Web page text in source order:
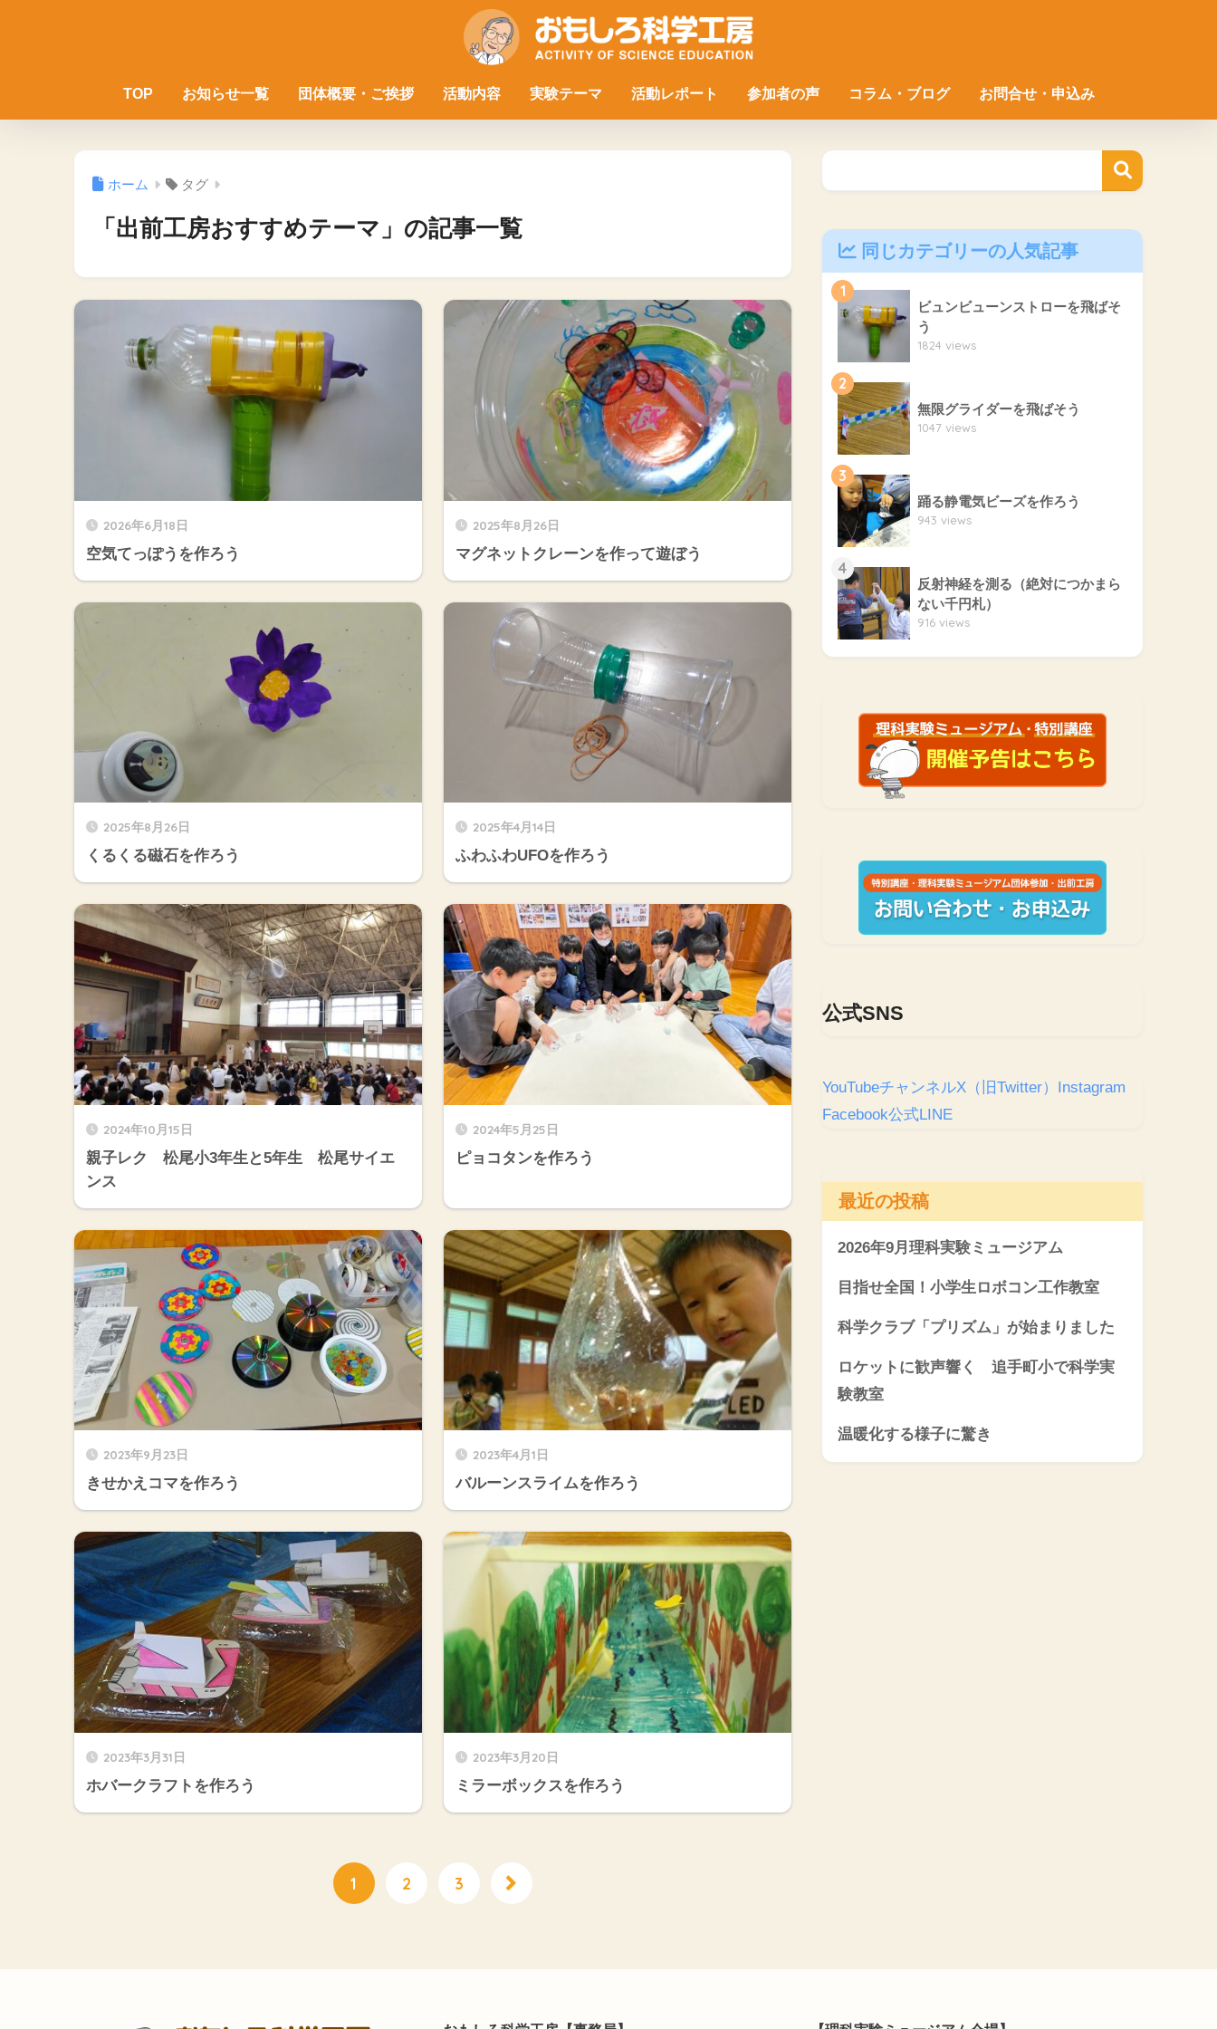
TOP お知らせ一覧 団体概要・ご挨拶 活動内容 実験テーマ 活動レポート 参加者の声 コラム・ブログ お問合せ・申込み
ホーム タグ
「出前工房おすすめテーマ」の記事一覧
2026年6月18日
空気てっぽうを作ろう
2025年8月26日
マグネットクレーンを作って遊ぼう
2025年8月26日
くるくる磁石を作ろう
2025年4月14日
ふわふわUFOを作ろう
2024年10月15日
親子レク 松尾小3年生と5年生 松尾サイエ
ンス
2024年5月25日
ピョコタンを作ろう
2023年9月23日
きせかえコマを作ろう
2023年4月1日
バルーンスライムを作ろう
2023年3月31日
ホバークラフトを作ろう
2023年3月20日
ミラーボックスを作ろう
1 2 3
同じカテゴリーの人気記事
1
ビュンビューンストローを飛ばそ
う
1824 views
2
無限グライダーを飛ばそう
1047 views
3
踊る静電気ビーズを作ろう
943 views
4
反射神経を測る（絶対につかまら
ない千円札）
916 views
公式SNS
YouTubeチャンネルX（旧Twitter） Instagram
Facebook公式LINE
最近の投稿
2026年9月理科実験ミュージアム
目指せ全国！小学生ロボコン工作教室
科学クラブ「プリズム」が始まりました
ロケットに歓声響く 追手町小で科学実
験教室
温暖化する様子に驚き